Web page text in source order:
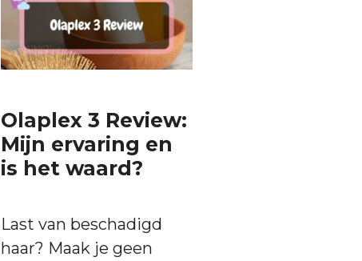
Olaplex 3 Review:
Mijn ervaring en
is het waard?
Last van beschadigd
haar? Maak je geen